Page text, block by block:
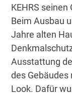
KEHRS
Beim Ausbau
Jahre alten
Ausstattung
des
Look. Dafür